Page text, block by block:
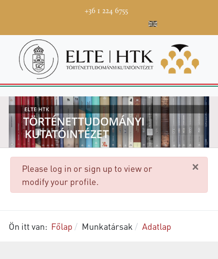
+36 1 224 6755
×
danger
Please log in or sign up to view or
modify your profile.
Ön itt van: Főlap Munkatársak Adatlap